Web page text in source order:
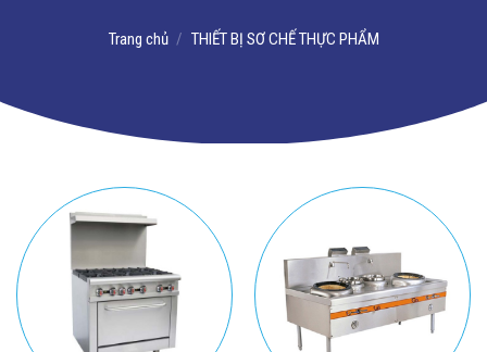
Trang chủ / THIẾT BỊ SƠ CHẾ THỰC PHẨM